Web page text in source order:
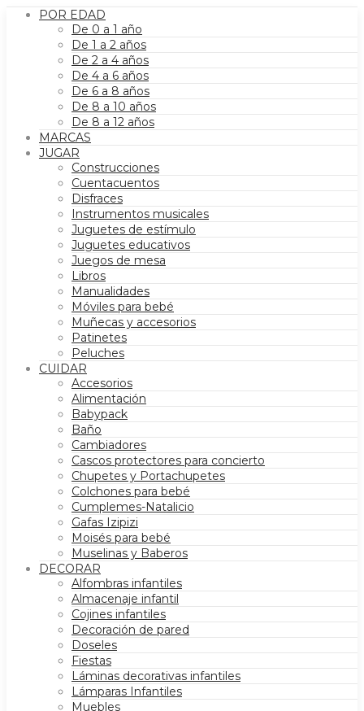
POR EDAD
De 0 a 1 año
De 1 a 2 años
De 2 a 4 años
De 4 a 6 años
De 6 a 8 años
De 8 a 10 años
De 8 a 12 años
MARCAS
JUGAR
Construcciones
Cuentacuentos
Disfraces
Instrumentos musicales
Juguetes de estímulo
Juguetes educativos
Juegos de mesa
Libros
Manualidades
Móviles para bebé
Muñecas y accesorios
Patinetes
Peluches
CUIDAR
Accesorios
Alimentación
Babypack
Baño
Cambiadores
Cascos protectores para concierto
Chupetes y Portachupetes
Colchones para bebé
Cumplemes-Natalicio
Gafas Izipizi
Moisés para bebé
Muselinas y Baberos
DECORAR
Alfombras infantiles
Almacenaje infantil
Cojines infantiles
Decoración de pared
Doseles
Fiestas
Láminas decorativas infantiles
Lámparas Infantiles
Muebles